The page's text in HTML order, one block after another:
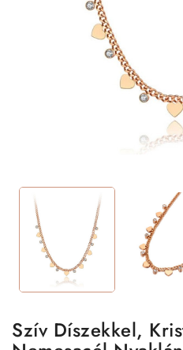
Szív Díszekkel,